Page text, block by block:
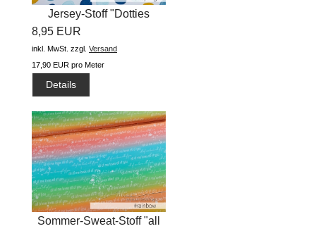
Jersey-Stoff "Dotties
8,95 EUR
inkl. MwSt. zzgl. Versand
17,90 EUR pro Meter
Details
Sommer-Sweat-Stoff "all